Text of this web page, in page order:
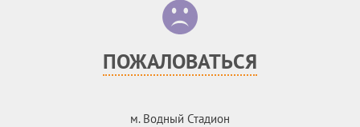
ПОЖАЛОВАТЬСЯ
м. Водный Стадион